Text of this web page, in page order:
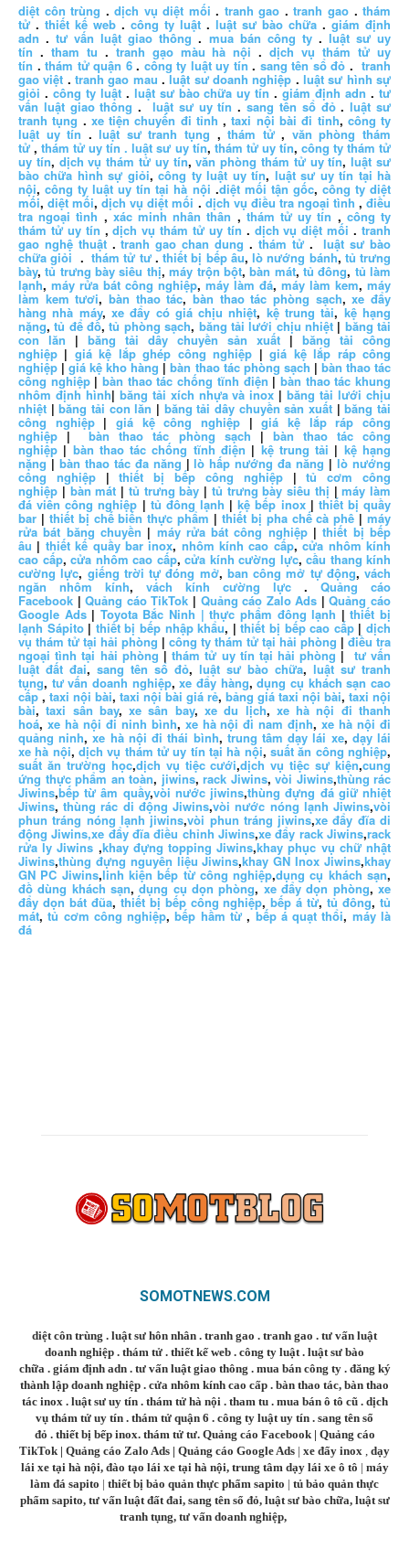
diệt côn trùng .dịch vụ diệt mối . tranh gao .tranh gao .thám
tử. thiết kế web . công ty luật . luật sư bào chữa .giám định
adn .tư vấn luật giao thông. mua bán công ty. luật sư uy
tín . tham tu .tranh gạo màu hà nội .dịch vụ thám tử uy
tín .thám tử quận 6. công ty luật uy tín . sang tên sổ đỏ .tranh
gao việt .tranh gao mau .luật sư doanh nghiệp .luật sư hình sự
giỏi . công ty luật. luật sư bào chữa uy tín .giám định adn .tư
vấn luật giao thông .luật sư uy tín .sang tên sổ đỏ.luật sư
tranh tụng . xe tiện chuyến đi tỉnh ,taxi nội bài đi tỉnh, công ty
luật uy tín .luật sư tranh tụng ,thám tử, văn phòng thám
tử,thám tử uy tín . luật sư uy tín, thám tử uy tín, công ty thám tử
uy tín, dịch vụ thám tử uy tín,văn phòng thám tử uy tín,luật sư
bào chữa hình sự giỏi,công ty luật uy tín, luật sư uy tín tại hà
nội,công ty luật uy tín tại hà nội .diệt mối tận gốc, công ty diệt
mối,diệt mối,dịch vụ diệt mối .dịch vụ điều tra ngoại tình ,điều
tra ngoại tình ,xác minh nhân thân ,thám tử uy tín , công ty
thám tử uy tín ,dịch vụ thám tử uy tín . dịch vụ diệt mối .tranh
gao nghệ thuật.tranh gao chan dung . thám tử.luật sư bào
chữa giỏi .thám tử tư.thiết bị bếp âu,lò nướng bánh, tủ trưng
bày,tủ trưng bày siêu thị,máy trộn bột,bàn mát,tủ đông, tủ làm
lạnh, máy rửa bát công nghiệp, máy làm đá, máy làm kem, máy
làm kem tươi,bàn thao tác,bàn thao tác phòng sạch,xe đẩy
hàng nhà máy, xe đẩy có giá chịu nhiệt, kệ trung tải, kệ hạng
nặng,tủ để đồ,tủ phòng sạch, băng tải lưới chịu nhiệt| băng tải
con lăn | băng tải dây chuyền sản xuất | băng tải công
nghiệp | giá kệ lắp ghép công nghiệp |giá kệ lắp ráp công
nghiệp |giá kệ kho hàng |bàn thao tác phòng sạch | bàn thao tác
công nghiệp|bàn thao tác chống tĩnh điện |bàn thao tác khung
nhôm định hình| băng tải xích nhựa và inox|băng tải lưới chịu
nhiệt |băng tải con lăn | băng tải dây chuyền sản xuất |băng tải
công nghiệp|giá kệ công nghiệp |giá kệ lắp ráp công
nghiệp |bàn thao tác phòng sạch| bàn thao tác công
nghiệp | bàn thao tác chống tĩnh điện | kệ trung tải | kệ hạng
nặng| bàn thao tác đa năng|lò hấp nướng đa năng |lò nướng
công nghiệp|thiết bị bếp công nghiệp|tủ cơm công
nghiệp |bàn mát | tủ trưng bày | tủ trưng bày siêu thị |máy làm
đá viên công nghiệp | tủ đông lạnh |kệ bếp inox| thiết bị quầy
bar | thiết bị chế biến thực phẩm | thiết bị pha chế cà phê| máy
rửa bát băng chuyền | máy rửa bát công nghiệp|thiết bị bếp
âu | thiết kế quầy bar inox, nhôm kính cao cấp,cửa nhôm kính
cao cấp, cửa nhôm cao cấp, cửa kính cường lực, cầu thang kính
cường lực, giếng trời tự đóng mở, ban công mở tự động, vách
ngăn nhôm kính, vách kính cường lực .Quảng cáo
Facebook |Quảng cáo TikTok | Quảng cáo Zalo Ads |Quảng cáo
Google Ads| Toyota Bắc Ninh | thực phẩm đông lạnh |thiết bị
lạnh Sápito |thiết bị bếp nhập khẩu, |thiết bị bếp cao cấp|dịch
vụ thám tử tại hải phòng | công ty thám tử tại hải phòng |điều tra
ngoại tình tại hải phòng |thám tử uy tín tại hải phòng | tư vấn
luật đất đai, sang tên sổ đỏ, luật sư bào chữa, luật sư tranh
tụng, tư vấn doanh nghiệp,xe đẩy hàng,dụng cụ khách sạn cao
cấp, taxi nội bài, taxi nội bài giá rẻ, bảng giá taxi nội bài, taxi nội
bài,taxi sân bay,xe sân bay,xe du lịch, xe hà nội đi thanh
hoá, xe hà nội đi ninh bình, xe hà nội đi nam định,xe hà nội đi
quảng ninh,xe hà nội đi thái bình, trung tâm dạy lái xe, dạy lái
xe hà nội,dịch vụ thám tử uy tín tại hà nội,suất ăn công nghiệp,
suất ăn trường học,dịch vụ tiệc cưới,dịch vụ tiệc sự kiện,cung
ứng thực phẩm an toàn, jiwins, rack Jiwins, vòi Jiwins,thùng rác
Jiwins,bếp từ âm quầy,vòi nước jiwins,thùng đựng đá giữ nhiệt
Jiwins,thùng rác di động Jiwins,vòi nước nóng lạnh Jiwins,vòi
phun tráng nóng lạnh jiwins,vòi phun tráng jiwins,xe đẩy đĩa di
động Jiwins,xe đẩy đĩa điều chỉnh Jiwins,xe đẩy rack Jiwins,rack
rửa ly Jiwins ,khay đựng topping Jiwins,khay phục vụ chữ nhật
Jiwins,thùng đựng nguyên liệu Jiwins,khay GN Inox Jiwins,khay
GN PC Jiwins,linh kiện bếp từ công nghiệp,dụng cụ khách sạn,
đồ dùng khách sạn,dụng cụ dọn phòng,xe đẩy dọn phòng,xe
đẩy dọn bát đũa,thiết bị bếp công nghiệp,bếp á từ,tủ đông,tủ
mát,tủ cơm công nghiệp,bếp hầm từ ,bếp á quạt thổi, máy là
đá
SOMOTNEWS.COM
diệt côn trùng . luật sư hôn nhân . tranh gao . tranh gao . tư vấn luật
doanh nghiệp . thám tử . thiết kế web . công ty luật . luật sư bào
chữa . giám định adn. tư vấn luật giao thông . mua bán công ty. đăng ký
thành lập doanh nghiệp . cửa nhôm kính cao cấp . bàn thao tác, bàn thao
tác inox . luật sư uy tín. thám tử hà nội . tham tu. mua bán ô tô cũ. dịch
vụ thám tử uy tín . thám tử quận 6 . công ty luật uy tín . sang tên sổ
đỏ . thiết bị bếp inox. thám tử tư. Quảng cáo Facebook| Quảng cáo
TikTok | Quảng cáo Zalo Ads | Quảng cáo Google Ads | xe đẩy inox
dạy
lái xe tại hà nội, đào tạo lái xe tại hà nội, trung tâm dạy lái xe ô tô | máy
làm đá sapito | thiết bị bảo quản thực phẩm sapito | tủ bảo quản thực
phẩm sapito, tư vấn luật đất đai, sang tên sổ đỏ, luật sư bào chữa, luật sư
tranh tụng, tư vấn doanh nghiệp,